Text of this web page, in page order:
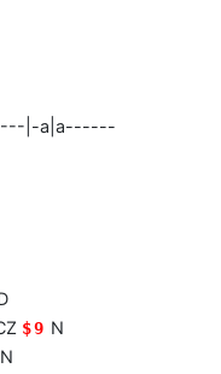
|-a|a------
$9 N
N